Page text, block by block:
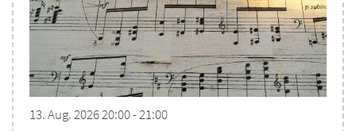
13. Aug. 2026 20:00 - 21:00